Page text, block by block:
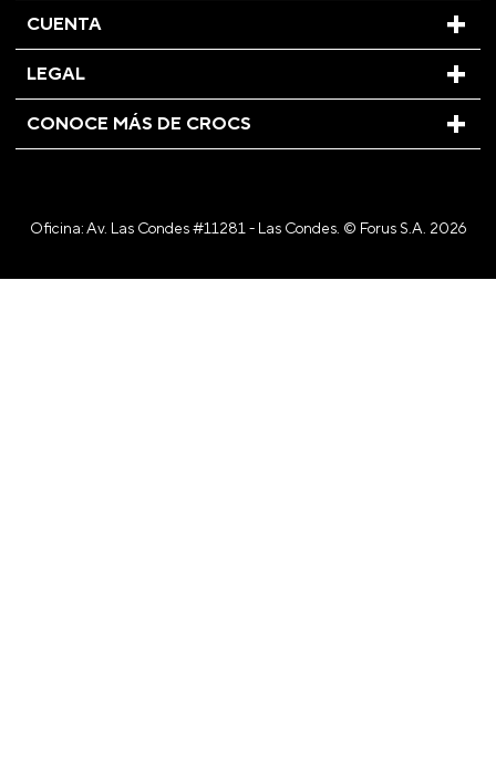
CUENTA
LEGAL
CONOCE MÁS DE CROCS
Oficina: Av. Las Condes #11281 - Las Condes. © Forus S.A. 2026